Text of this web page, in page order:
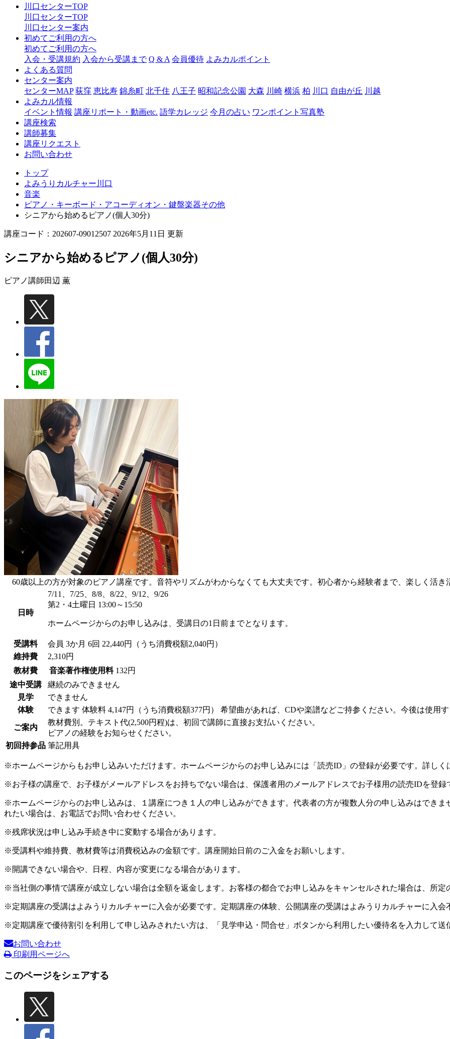
ャ
川
口
川口センターTOP
川口センターTOP
川口センター案内
初めてご利用の方へ
初めてご利用の方へ
入会・受講規約 入会から受講まで Q & A 会員優待 よみカルポイント
よくある質問
センター案内
センターMAP 荻窪 恵比寿 錦糸町 北千住 八王子 昭和記念公園 大森 川崎 横浜 柏 川口 自由が丘 川越
よみカル情報
イベント情報 講座リポート・動画etc. 語学カレッジ 今月の占い ワンポイント写真塾
講座検索
講師募集
講座リクエスト
お問い合わせ
トップ
よみうりカルチャー川口
音楽
ピアノ・キーボード・アコーディオン・鍵盤楽器その他
シニアから始めるピアノ(個人30分)
講座コード：202607-09012507 2026年5月11日 更新
シニアから始めるピアノ(個人30分)
ピアノ講師田辺 薫
60歳以上の方が対象のピアノ講座です。音符やリズムがわからなくても大丈夫です。初心者から経験者まで、楽しく活き
日時
7/11、7/25、8/8、8/22、9/12、9/26
第2・4土曜日 13:00～15:50
ホームページからのお申し込みは、受講日の1日前までとなります。
受講料 会員 3か月 6回 22,440円（うち消費税額2,040円）
維持費
2,310円
教材費
音楽著作権使用料 132円
途中受講
継続のみできません
見学
できません
体験
できます 体験料 4,147円（うち消費税額377円） 希望曲があれば、CDや楽譜などご持参ください。今後は使用
ご案内
教材費別。テキスト代(2,500円程)は、初回で講師に直接お支払いください。
ピアノの経験をお知らせください。
初回持参品 筆記用具
※ホームページからもお申し込みいただけます。ホームページからのお申し込みには「読売ID」の登録が必要です。詳しく
※お子様の講座で、お子様がメールアドレスをお持ちでない場合は、保護者用のメールアドレスでお子様用の読売IDを登録
※ホームページからのお申し込みは、１講座につき１人の申し込みができます。代表者の方が複数人分の申し込みはでき
れたい場合は、お電話でお問い合わせください。
※残席状況は申し込み手続き中に変動する場合があります。
※受講料や維持費、教材費等は消費税込みの金額です。講座開始日前のご入金をお願いします。
※開講できない場合や、日程、内容が変更になる場合があります。
※当社側の事情で講座が成立しない場合は全額を返金します。お客様の都合でお申し込みをキャンセルされた場合は、所定
※定期講座の受講はよみうりカルチャーに入会が必要です。定期講座の体験、公開講座の受講はよみうりカルチャーに入会
※定期講座で優待割引を利用して申し込みされたい方は、「見学申込・問合せ」ボタンから利用したい優待名を入力して送
お問い合わせ
印刷用ページへ
このページをシェアする